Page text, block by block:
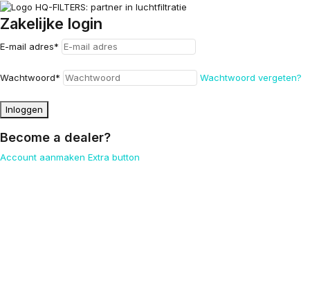
Zakelijke login
E-mail adres*
Wachtwoord* Wachtwoord vergeten?
Inloggen
Become a dealer?
Account aanmaken Extra button